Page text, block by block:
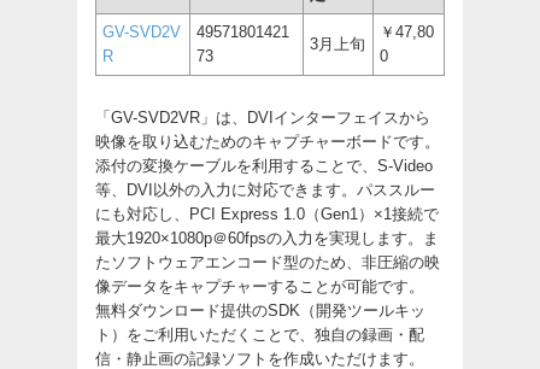
GV-SVD2V
R
49571801421
73
3月上旬
￥47,80
0
「GV-SVD2VR」は、DVIインターフェイスから
映像を取り込むためのキャプチャーボードです。
添付の変換ケーブルを利用することで、S-Video
等、DVI以外の入力に対応できます。パススルー
にも対応し、PCI Express 1.0（Gen1）×1接続で
最大1920×1080p＠60fpsの入力を実現します。ま
たソフトウェアエンコード型のため、非圧縮の映
像データをキャプチャーすることが可能です。
無料ダウンロード提供のSDK（開発ツールキッ
ト）をご利用いただくことで、独自の録画・配
信・静止画の記録ソフトを作成いただけます。